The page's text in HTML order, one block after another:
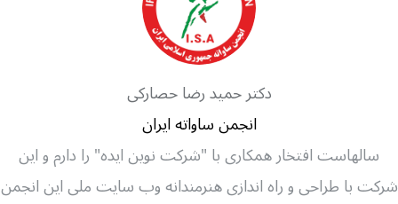
دکتر حمید رضا حصارکی
انجمن ساواته ایران
سالهاست افتخار همکاری با "شرکت نوین ایده" را دارم و این
شرکت با طراحی و راه اندازی هنرمندانه وب سایت ملی این انجمن